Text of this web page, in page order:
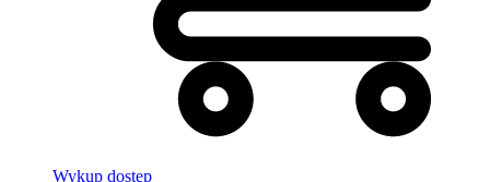
Wykup dostęp